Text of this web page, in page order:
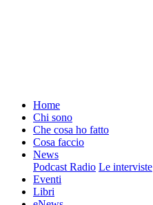
Home
Chi sono
Che cosa ho fatto
Cosa faccio
News
Podcast Radio Le interviste
Eventi
Libri